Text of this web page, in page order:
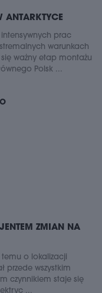
prac
warunkach
się ważny etap montażu
Polsk ...
ZMIAN NA
o lokalizacji
przede wszystkim
czynnikiem staje się
...